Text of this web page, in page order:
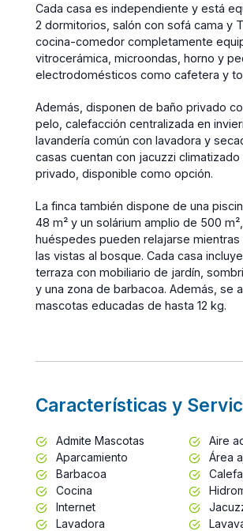
Cada casa es independiente y está
2 dormitorios, salón con sofá cama y
cocina-comedor completamente
vitrocerámica, microondas, horno y
electrodomésticos como cafetera y
Además, disponen de baño privado
pelo, calefacción centralizada en
lavandería común con lavadora y
casas cuentan con jacuzzi climatizado
privado, disponible como opción.
La finca también dispone de una
48 m² y un solárium amplio de 500
huéspedes pueden relajarse mientras
las vistas al bosque. Cada casa
terraza con mobiliario de jardín,
y una zona de barbacoa. Además, se
mascotas educadas de hasta 12 kg.
Características y
Admite Mascotas
Aire
Aparcamiento
Área
Barbacoa
Cocina
Internet
Lavadora